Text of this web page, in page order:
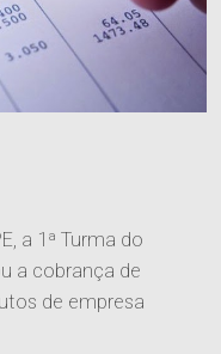
a 1ª Turma do
a cobrança de
de empresa